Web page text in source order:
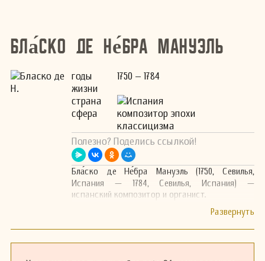
Бла́ско де Не́бра Мануэль
годы
жизни
1750 – 1784
страна
Испания
сфера
композитор эпохи
классицизма
Полезно? Поделись ссылкой!
Бла́ско де Не́бра Мануэль (1750, Севилья,
Испания — 1784, Севилья, Испания) —
испанский композитор и органист.